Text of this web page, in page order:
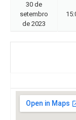
30 de
setembro
de 2023